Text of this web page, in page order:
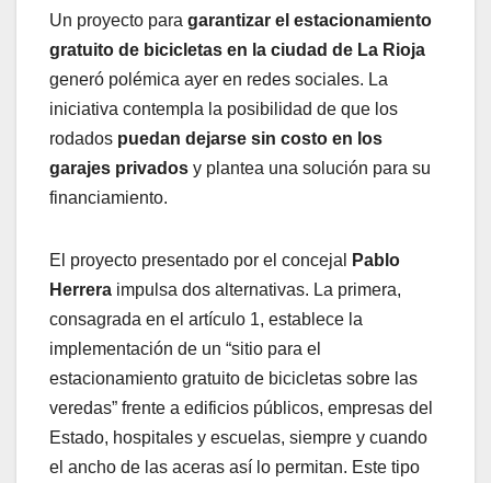
Un proyecto para garantizar el estacionamiento
gratuito de bicicletas en la ciudad de La Rioja
generó polémica ayer en redes sociales. La
iniciativa contempla la posibilidad de que los
rodados puedan dejarse sin costo en los
garajes privados y plantea una solución para su
financiamiento.
El proyecto presentado por el concejal
Pablo
Herrera impulsa dos alternativas. La primera,
consagrada en el artículo 1, establece la
implementación de un “sitio para el
estacionamiento gratuito de bicicletas sobre las
veredas” frente a edificios públicos, empresas del
Estado, hospitales y escuelas, siempre y cuando
el ancho de las aceras así lo permitan. Este tipo